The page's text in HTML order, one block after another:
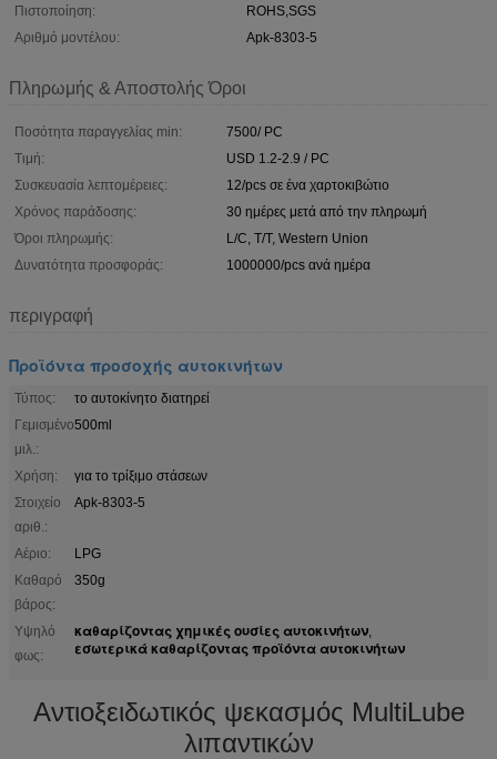
Πιστοποίηση:
ROHS,SGS
Αριθμό μοντέλου:
Apk-8303-5
Πληρωμής & Αποστολής Όροι
Ποσότητα παραγγελίας min:
7500/ PC
Τιμή:
USD 1.2-2.9 / PC
Συσκευασία λεπτομέρειες:
12/pcs σε ένα χαρτοκιβώτιο
Χρόνος παράδοσης:
30 ημέρες μετά από την πληρωμή
Όροι πληρωμής:
L/C, T/T, Western Union
Δυνατότητα προσφοράς:
1000000/pcs ανά ημέρα
περιγραφή
Προϊόντα προσοχής αυτοκινήτων
Τύπος:
το αυτοκίνητο διατηρεί
Γεμισμένο
μιλ.:
500ml
Χρήση:
για το τρίξιμο στάσεων
Στοιχείο
αριθ.:
Apk-8303-5
Αέριο:
LPG
Καθαρό
βάρος:
350g
Υψηλό
φως:
καθαρίζοντας χημικές ουσίες αυτοκινήτων,
εσωτερικά καθαρίζοντας προϊόντα αυτοκινήτων
Αντιοξειδωτικός ψεκασμός MultiLube
λιπαντικών